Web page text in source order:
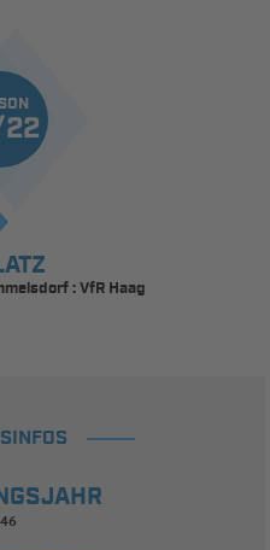
: VfR Haag